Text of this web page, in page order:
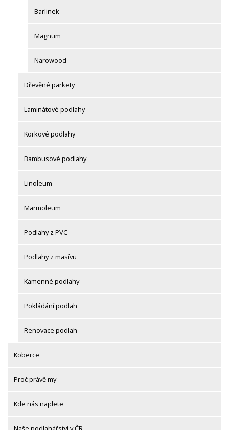
Barlinek
Magnum
Narowood
Dřevěné parkety
Laminátové podlahy
Korkové podlahy
Bambusové podlahy
Linoleum
Marmoleum
Podlahy z PVC
Podlahy z masívu
Kamenné podlahy
Pokládání podlah
Renovace podlah
Koberce
Proč právě my
Kde nás najdete